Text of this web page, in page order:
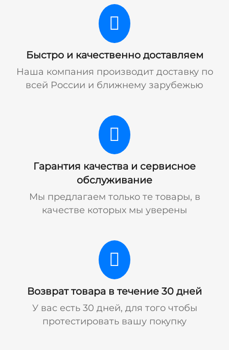
Быстро и качественно доставляем
Наша компания производит доставку по
всей России и ближнему зарубежью
Гарантия качества и сервисное
обслуживание
Мы предлагаем только те товары, в
качестве которых мы уверены
Возврат товара в течение 30 дней
У вас есть 30 дней, для того чтобы
протестировать вашу покупку